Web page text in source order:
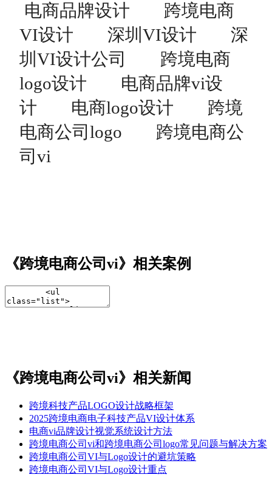
电商品牌设计
跨境电商
VI设计
深圳VI设计
深
圳VI设计公司
跨境电商
logo设计
电商品牌vi设
计
电商logo设计
跨境
电商公司logo
跨境电商公
司vi
《跨境电商公司vi》相关案例
《跨境电商公司vi》相关新闻
跨境科技产品LOGO设计战略框架​
​​2025跨境电商电子科技产品VI设计体系​
电商vi品牌设计视觉系统设计方法
跨境电商公司vi和跨境电商公司logo常见问题与解决方案
跨境电商公司VI与Logo设计的避坑策略
跨境电商公司VI与Logo设计重点